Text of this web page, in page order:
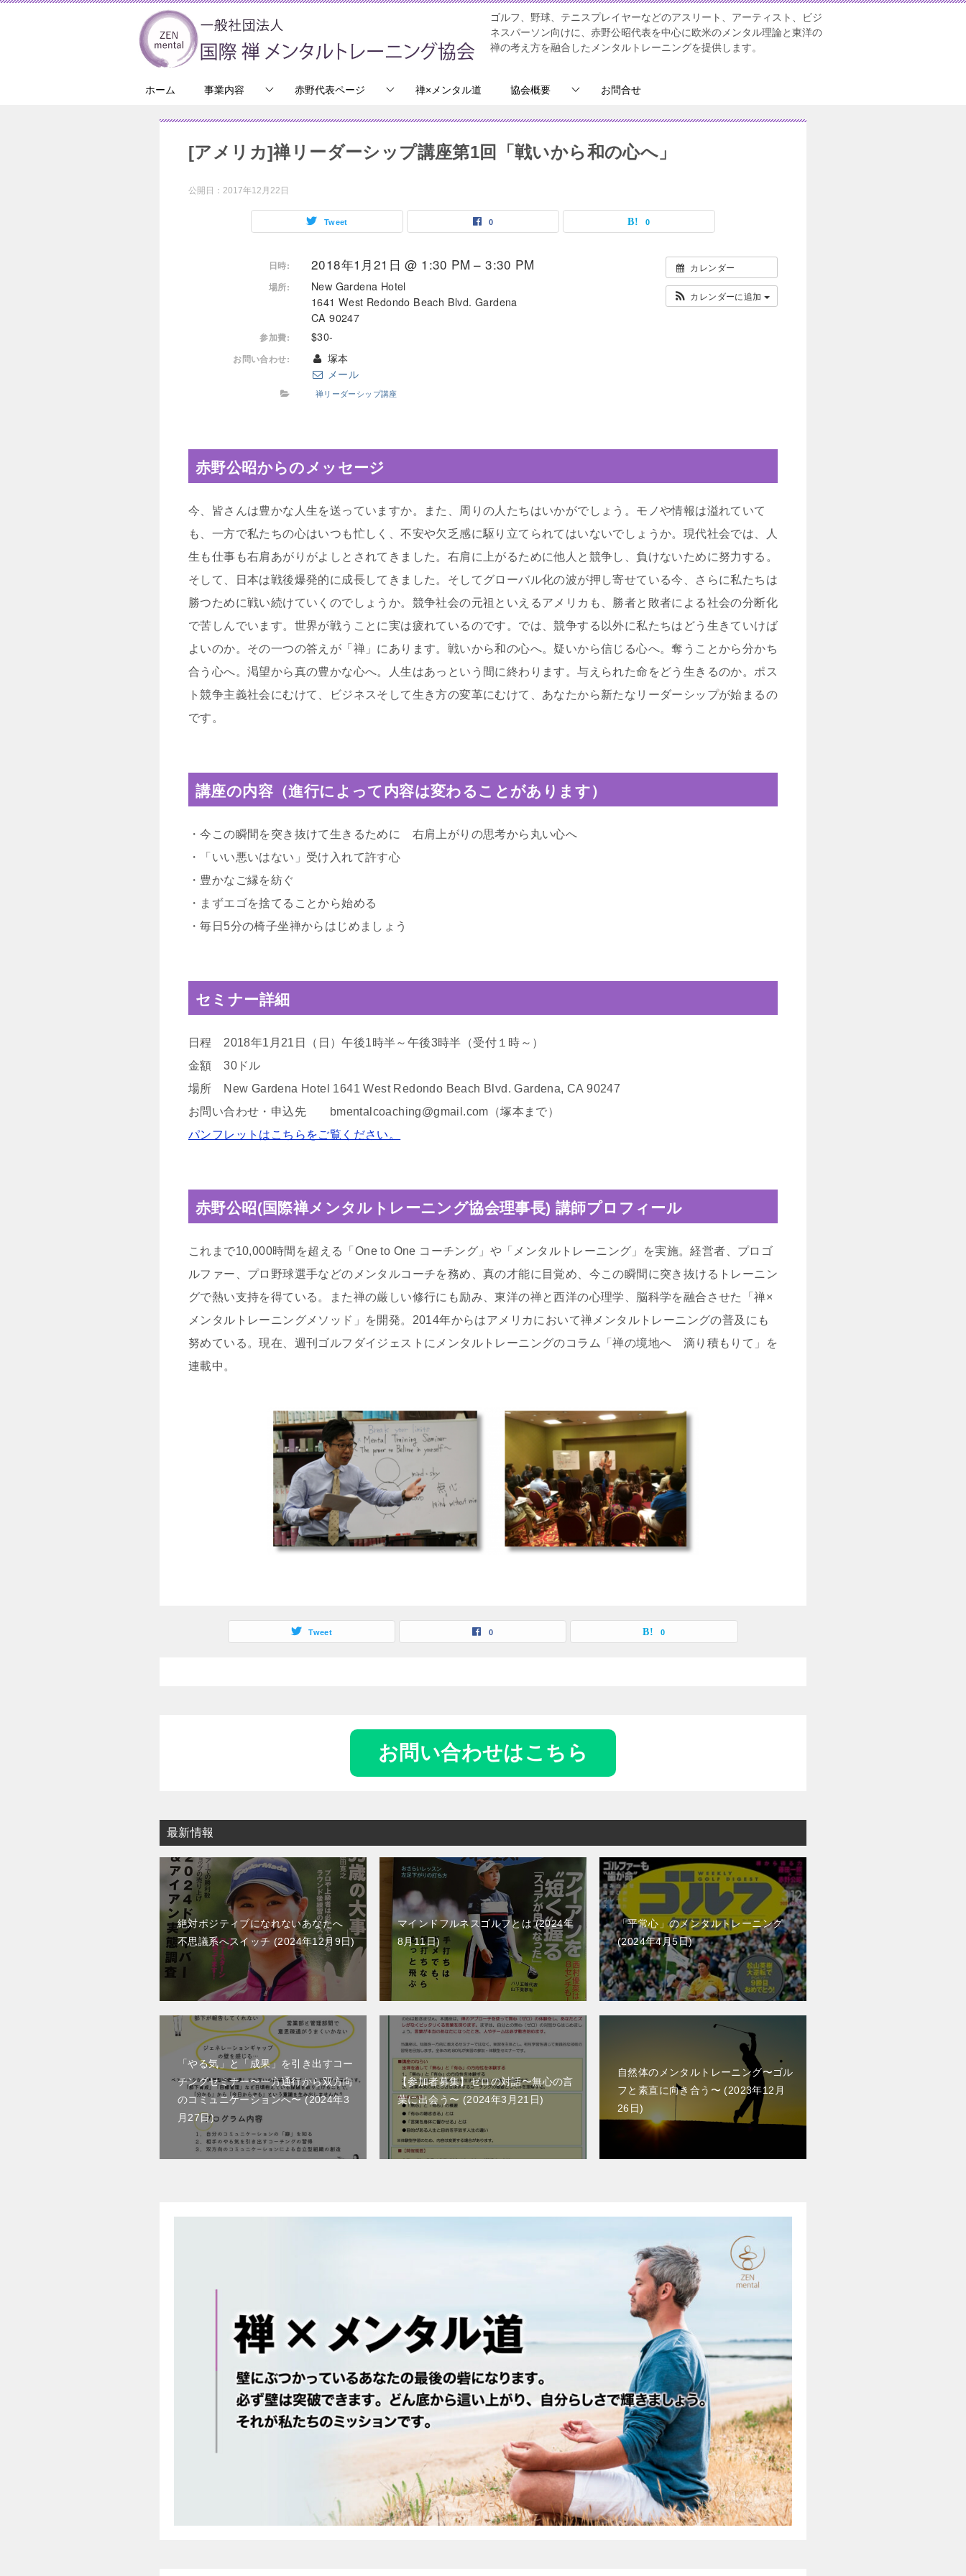
ゴルフ、野球、テニスプレイヤーなどのアスリート、アーティスト、ビジ
ネスパーソン向けに、赤野公昭代表を中心に欧米のメンタル理論と東洋の
禅の考え方を融合したメンタルトレーニングを提供します。
ホーム 事業内容 赤野代表ページ 禅×メンタル道 協会概要 お問合せ
[アメリカ]禅リーダーシップ講座第1回「戦いから和の心へ」
公開日： 2017年12月22日
Tweet 0 0
カレンダー
カレンダーに追加
日時: 2018年1月21日 @ 1:30 PM – 3:30 PM
場所:
New Gardena Hotel
1641 West Redondo Beach Blvd. Gardena
CA 90247
参加費: $30-
お問い合わせ:
塚本
メール
禅リーダーシップ講座
赤野公昭からのメッセージ
今、皆さんは豊かな人生を送っていますか。また、周りの人たちはいかがでしょう。モノや情報は溢れていて
も、一方で私たちの心はいつも忙しく、不安や欠乏感に駆り立てられてはいないでしょうか。現代社会では、人
生も仕事も右肩あがりがよしとされてきました。右肩に上がるために他人と競争し、負けないために努力する。
そして、日本は戦後爆発的に成長してきました。そしてグローバル化の波が押し寄せている今、さらに私たちは
勝つために戦い続けていくのでしょうか。競争社会の元祖といえるアメリカも、勝者と敗者による社会の分断化
で苦しんでいます。世界が戦うことに実は疲れているのです。では、競争する以外に私たちはどう生きていけば
よいのか。その一つの答えが「禅」にあります。戦いから和の心へ。疑いから信じる心へ。奪うことから分かち
合う心へ。渇望から真の豊かな心へ。人生はあっという間に終わります。与えられた命をどう生きるのか。ポス
ト競争主義社会にむけて、ビジネスそして生き方の変革にむけて、あなたから新たなリーダーシップが始まるの
です。
講座の内容（進行によって内容は変わることがあります）
・今この瞬間を突き抜けて生きるために 右肩上がりの思考から丸い心へ
・「いい悪いはない」受け入れて許す心
・豊かなご縁を紡ぐ
・まずエゴを捨てることから始める
・毎日5分の椅子坐禅からはじめましょう
セミナー詳細
日程 2018年1月21日（日）午後1時半～午後3時半（受付１時～）
金額 30ドル
場所 New Gardena Hotel 1641 West Redondo Beach Blvd. Gardena, CA 90247
お問い合わせ・申込先 bmentalcoaching@gmail.com（塚本まで）
パンフレットはこちらをご覧ください。
赤野公昭(国際禅メンタルトレーニング協会理事長) 講師プロフィール
これまで10,000時間を超える「One to One コーチング」や「メンタルトレーニング」を実施。経営者、プロゴ
ルファー、プロ野球選手などのメンタルコーチを務め、真の才能に目覚め、今この瞬間に突き抜けるトレーニン
グで熱い支持を得ている。また禅の厳しい修行にも励み、東洋の禅と西洋の心理学、脳科学を融合させた「禅×
メンタルトレーニングメソッド」を開発。2014年からはアメリカにおいて禅メンタルトレーニングの普及にも
努めている。現在、週刊ゴルフダイジェストにメンタルトレーニングのコラム「禅の境地へ 滴り積もりて」を
連載中。
Tweet 0 0
お問い合わせはこちら
最新情報
絶対ポジティブになれないあなたへ
不思議系へスイッチ
2024年12月9日
マインドフルネスゴルフとは
2024年
8月11日
「平常心」のメンタルトレーニング
2024年4月5日
「やる気」と「成果」を引き出すコー
チングセミナー〜一方通行から双方向
のコミュニケーションへ〜
2024年3
月27日
【参加者募集】ゼロの対話〜無心の言
葉に出会う〜
2024年3月21日
自然体のメンタルトレーニング〜ゴル
フと素直に向き合う〜
2023年12月
26日